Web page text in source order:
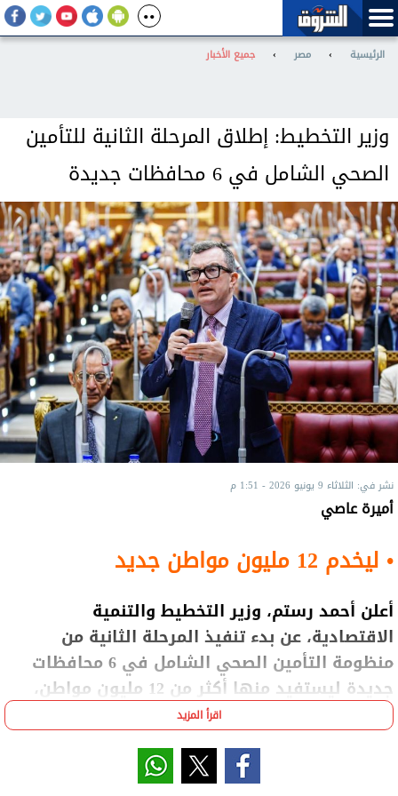
الرئيسية › مصر › جميع الأخبار
وزير التخطيط: إطلاق المرحلة الثانية للتأمين
الصحي الشامل في 6 محافظات جديدة
نشر في: الثلاثاء 9 يونيو 2026 - 1:51 م
أميرة عاصي
• ليخدم 12 مليون مواطن جديد
أعلن أحمد رستم، وزير التخطيط والتنمية
الاقتصادية، عن بدء تنفيذ المرحلة الثانية من
منظومة التأمين الصحي الشامل في 6 محافظات
جديدة ليستفيد منها أكثر من 12 مليون مواطن،
مليون مستفيد بحلول عام 2030.
جاء ذلك خلال مشاركته لليوم الثاني في الجلسة العامة
اقرأ المزيد